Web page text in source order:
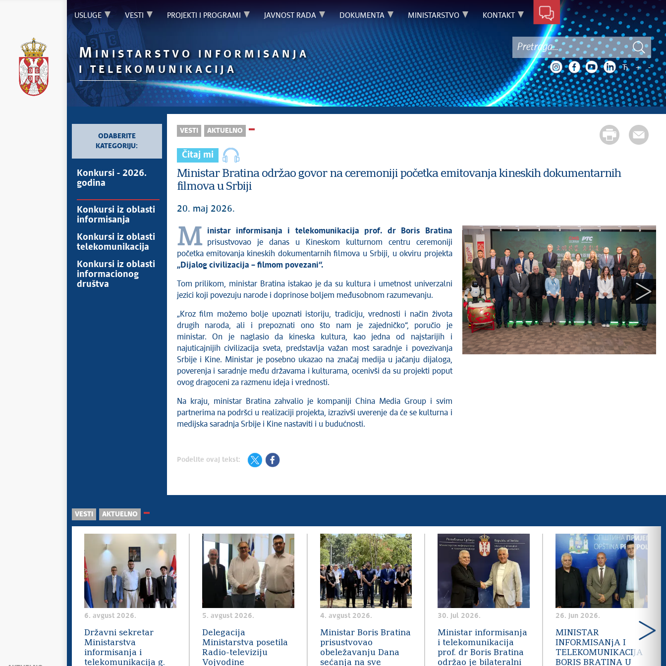
USLUGE VESTI PROJEKTI I PROGRAMI JAVNOST RADA DOKUMENTA MINISTARSTVO KONTAKT
M INISTARSTVO INFORMISANJA
I TELEKOMUNIKACIJA
Ћ + -
ODABERITE
KATEGORIJU:
Konkursi - 2026.
godina
Konkursi iz oblasti
informisanja
Konkursi iz oblasti
telekomunikacija
Konkursi iz oblasti
informacionog
društva
VESTI AKTUELNO
Čitaj mi
Ministar Bratina održao govor na ceremoniji početka emitovanja kineskih dokumentarnih
filmova u Srbiji
20. maj 2026.
Ministar informisanja i telekomunikacija prof. dr Boris Bratina
prisustvovao je danas u Kineskom kulturnom centru ceremoniji
početka emitovanja kineskih dokumentarnih filmova u Srbiji, u okviru projekta
„Dijalog civilizacija – filmom povezani“.
Tom prilikom, ministar Bratina istakao je da su kultura i umetnost univerzalni
jezici koji povezuju narode i doprinose boljem međusobnom razumevanju.
„Kroz film možemo bolje upoznati istoriju, tradiciju, vrednosti i način života
drugih naroda, ali i prepoznati ono što nam je zajedničko“, poručio je
ministar. On je naglasio da kineska kultura, kao jedna od najstarijih i
najuticajnijih civilizacija sveta, predstavlja važan most saradnje i povezivanja
Srbije i Kine. Ministar je posebno ukazao na značaj medija u jačanju dijaloga,
poverenja i saradnje među državama i kulturama, ocenivši da su projekti poput
ovog dragoceni za razmenu ideja i vrednosti.
Na kraju, ministar Bratina zahvalio je kompaniji China Media Group i svim
partnerima na podršci u realizaciji projekta, izrazivši uverenje da će se kulturna i
medijska saradnja Srbije i Kine nastaviti i u budućnosti.
Podelite ovaj tekst:
VESTI AKTUELNO
6. avgust 2026.
Državni sekretar
Ministarstva
informisanja i
telekomunikacija g.
5. avgust 2026.
Delegacija
Ministarstva posetila
Radio-televiziju
Vojvodine
4. avgust 2026.
Ministar Boris Bratina
prisustvovao
obeležavanju Dana
sećanja na sve
30. jul 2026.
Ministar informisanja
i telekomunikacija
prof. dr Boris Bratina
održao je bilateralni
26. jun 2026.
MINISTAR
INFORMISANjA I
TELEKOMUNIKACIJA
BORIS BRATINA U